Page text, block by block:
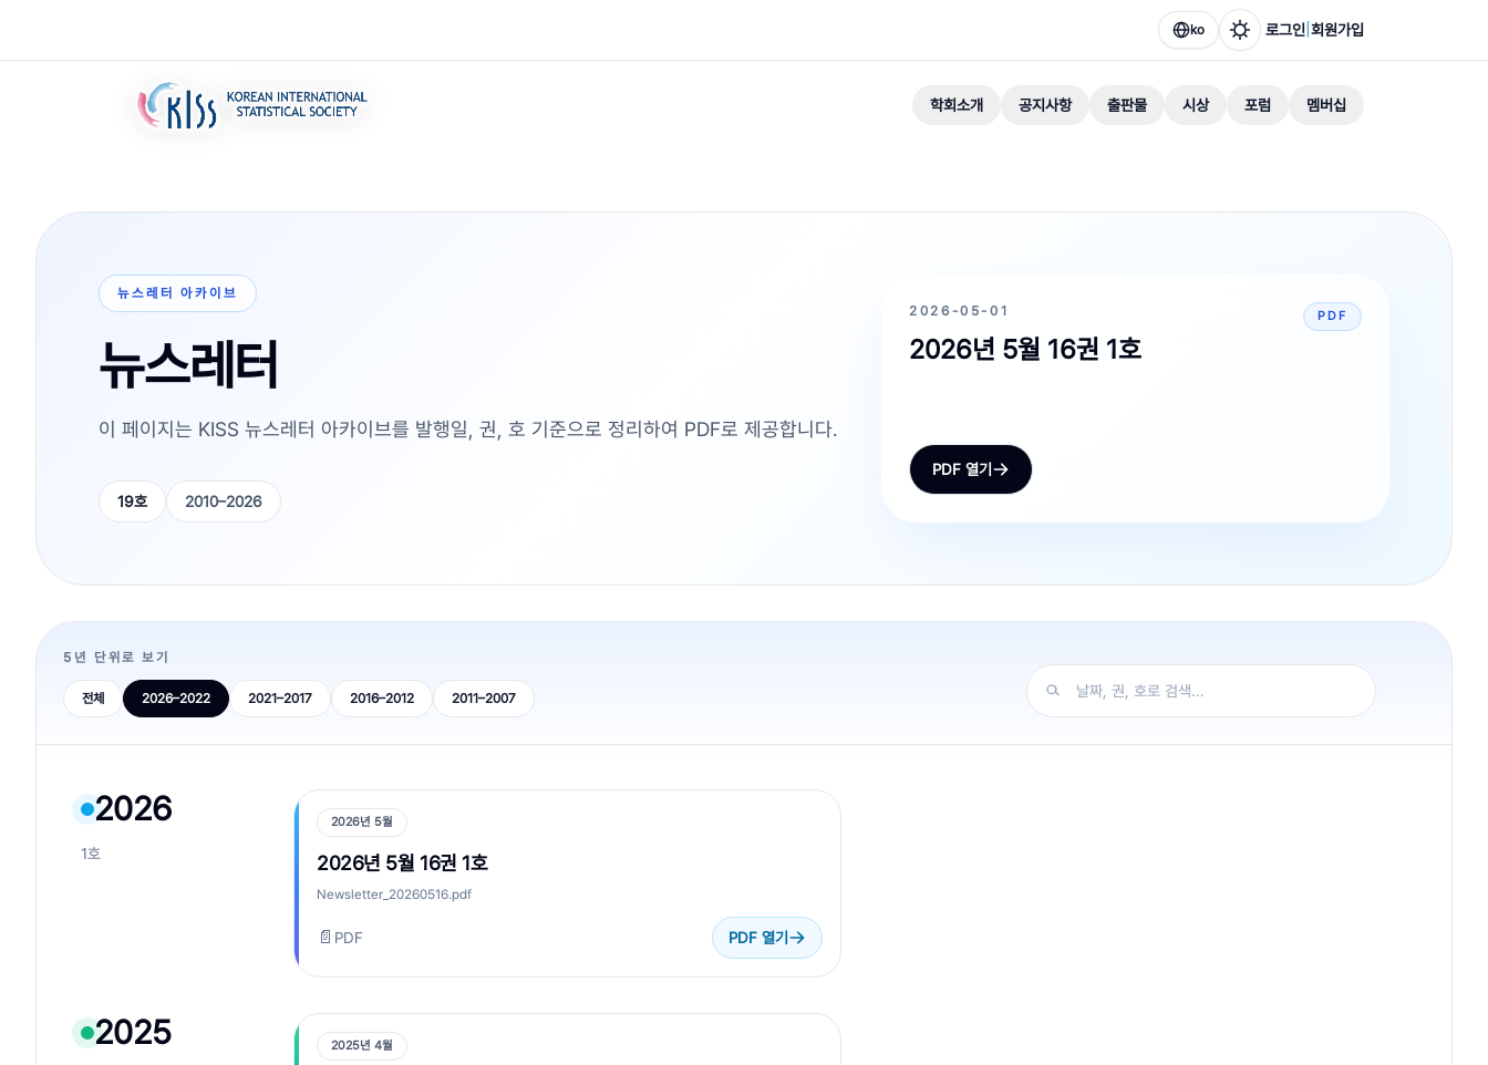
ko 로그인 회원가입
학회소개 공지사항 출판물 시상 포럼 멤버십
뉴스레터 아카이브
뉴스레터
이 페이지는 KISS 뉴스레터 아카이브를 발행일, 권, 호 기준으로 정리하여 PDF로 제공합니다.
19호 2010–2026
2026-05-01
2026년 5월 16권 1호
PDF
PDF 열기
5년 단위로 보기
전체 2026–2022 2021–2017 2016–2012 2011–2007
날짜, 권, 호로 검색...
2026
1호
2026년 5월
2026년 5월 16권 1호
Newsletter_20260516.pdf
📄 PDF PDF 열기
2025 2025년 4월